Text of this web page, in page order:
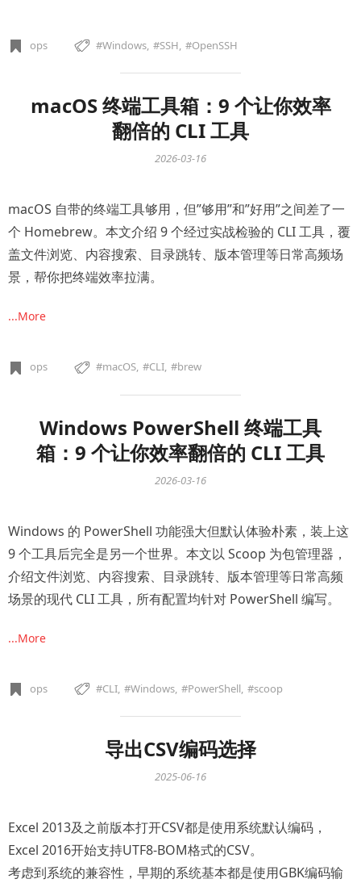
ops Windows SSH OpenSSH
macOS 终端工具箱：9 个让你效率
翻倍的 CLI 工具
2026-03-16
macOS 自带的终端工具够用，但”够用”和”好用”之间差了一
个 Homebrew。本文介绍 9 个经过实战检验的 CLI 工具，覆
盖文件浏览、内容搜索、目录跳转、版本管理等日常高频场
景，帮你把终端效率拉满。
...More
ops macOS CLI brew
Windows PowerShell 终端工具
箱：9 个让你效率翻倍的 CLI 工具
2026-03-16
Windows 的 PowerShell 功能强大但默认体验朴素，装上这
9 个工具后完全是另一个世界。本文以 Scoop 为包管理器，
介绍文件浏览、内容搜索、目录跳转、版本管理等日常高频
场景的现代 CLI 工具，所有配置均针对 PowerShell 编写。
...More
ops CLI Windows PowerShell scoop
导出CSV编码选择
2025-06-16
Excel 2013及之前版本打开CSV都是使用系统默认编码，
Excel 2016开始支持UTF8-BOM格式的CSV。
考虑到系统的兼容性，早期的系统基本都是使用GBK编码输